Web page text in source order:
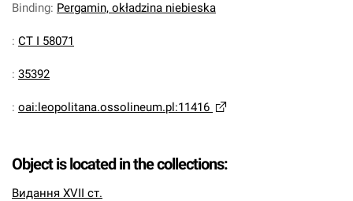
Binding: Pergamin, okładzina niebieska
: CT I 58071
: 35392
: oai:leopolitana.ossolineum.pl:11416
Object is located in the collections:
Видання XVII ст.